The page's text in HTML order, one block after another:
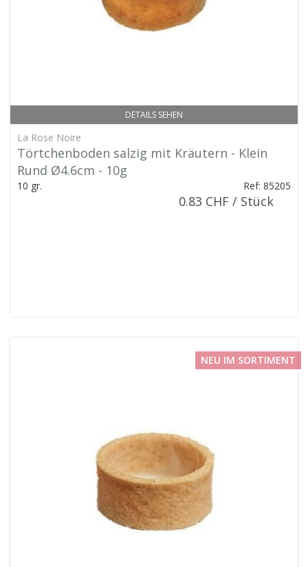
DETAILS SEHEN
La Rose Noire
Törtchenboden salzig mit Kräutern - Klein
Rund Ø4.6cm - 10g
10 gr. Ref: 85205
0.83 CHF / Stück
NEU IM SORTIMENT